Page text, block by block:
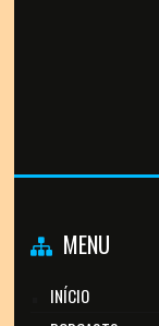
MENU
INÍCIO